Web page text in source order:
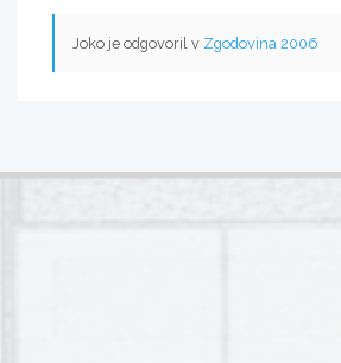
Joko je odgovoril v Zgodovina 2006